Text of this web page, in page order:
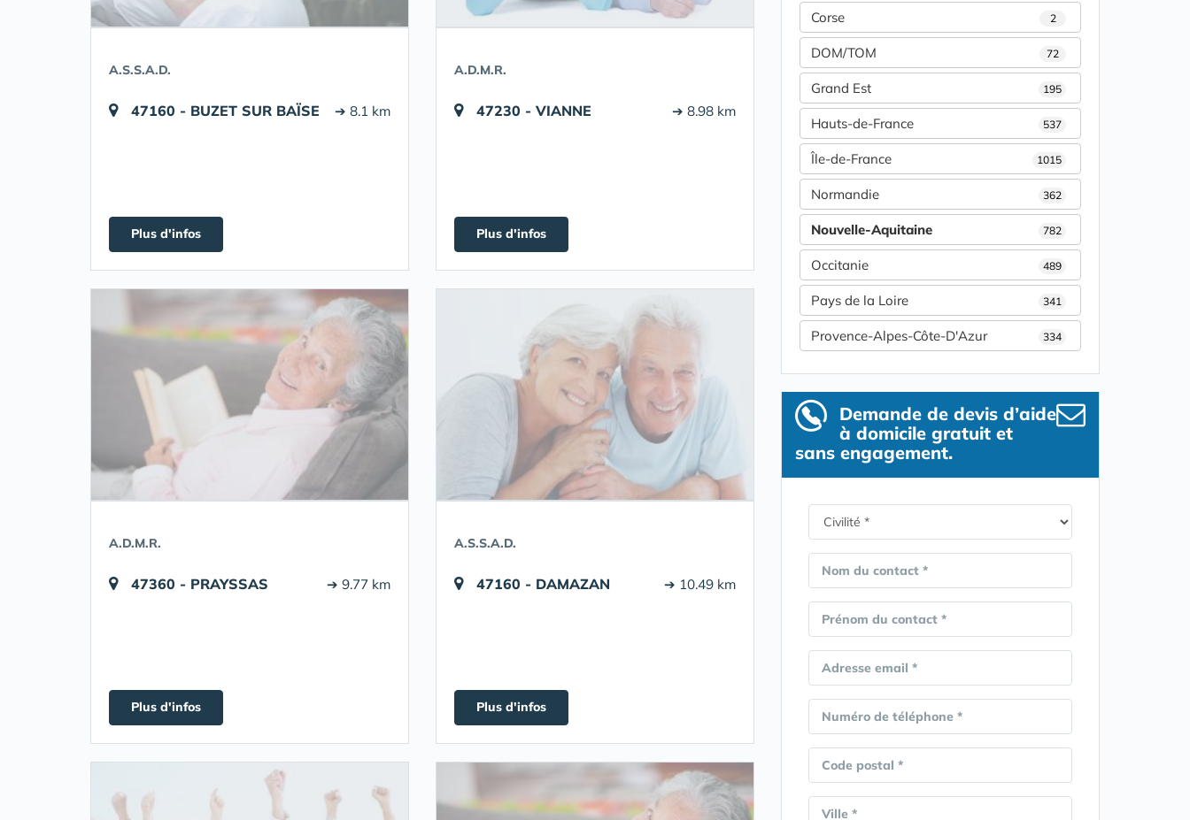
A.S.S.A.D.
47160 - BUZET SUR BAÏSE ➔ 8.1 km
Plus d'infos
A.D.M.R.
47230 - VIANNE ➔ 8.98 km
Plus d'infos
A.D.M.R.
47360 - PRAYSSAS ➔ 9.77 km
Plus d'infos
A.S.S.A.D.
47160 - DAMAZAN ➔ 10.49 km
Plus d'infos
Corse 2
DOM/TOM 72
Grand Est 195
Hauts-de-France 537
Île-de-France 1015
Normandie 362
Nouvelle-Aquitaine 782
Occitanie 489
Pays de la Loire 341
Provence-Alpes-Côte-D'Azur 334
Demande de devis d’aide
à domicile gratuit et
sans engagement.
Nom du contact *
Prénom du contact *
Adresse email *
Numéro de téléphone *
Code postal *
Ville *